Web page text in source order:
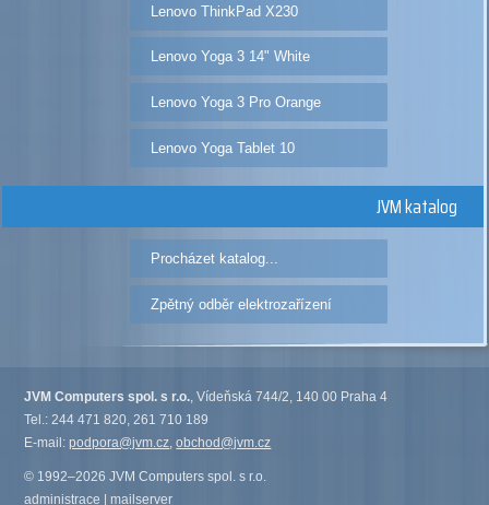
Lenovo ThinkPad X230
Lenovo Yoga 3 14" White
Lenovo Yoga 3 Pro Orange
Lenovo Yoga Tablet 10
JVM katalog
Procházet katalog...
Zpětný odběr elektrozařízení
JVM Computers spol. s r.o., Vídeňská 744/2, 140 00 Praha 4
Tel.: 244 471 820, 261 710 189
E-mail:podpora@jvm.cz,obchod@jvm.cz
© 1992–2026 JVM Computers spol. s r.o.
administrace |mailserver